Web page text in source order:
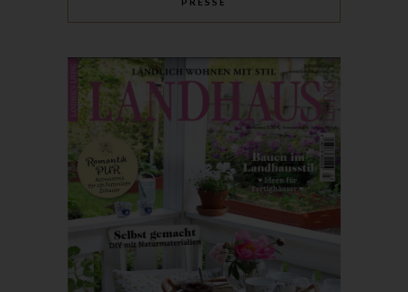
Verantwortlicher oder für die Verarbeitung Verantwortlicher ist
andere Stelle, die allein oder gemeinsam mit anderen über die
Zwecke und Mittel der Verarbeitung von personenbezogenen
Daten entscheidet. Sind die Zwecke und Mittel dieser
Verarbeitung durch das Unionsrecht oder das Recht der
Mitgliedstaaten vorgegeben, so kann der Verantwortliche
beziehungsweise können die bestimmten Kriterien seiner
Benennung nach dem Unionsrecht oder dem Recht der
Mitgliedstaaten vorgesehen werden.
h) Auftragsverarbeiter
Auftragsverarbeiter ist eine natürliche oder juristische Person,
Behörde, Einrichtung oder andere Stelle, die personenbezogene